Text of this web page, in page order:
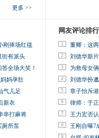
更多 >>
刚捧场红毯
街有派头
全场大笑！
妈孕肚
气儿足
新衣
串打麻将
厕所泵
网友评论排行
1 董卿：这
2 刘德华新
3 为救母女
4 刘德华扮
5 章子怡斥
6 律师：于
7 王力宏否
8 王刚自曝7
9